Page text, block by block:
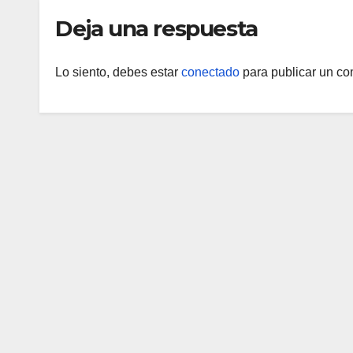
Deja una respuesta
Lo siento, debes estar conectado para publicar un